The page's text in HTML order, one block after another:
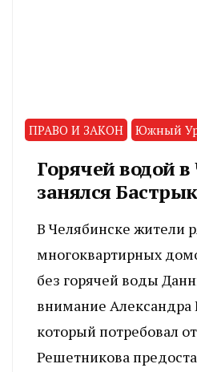
ПРАВО И ЗАКОН Южный
Горячей водой
занялся
В Челябинске жители
многоквартирных
без горячей воды
внимание Александра
который потребовал
Решетникова